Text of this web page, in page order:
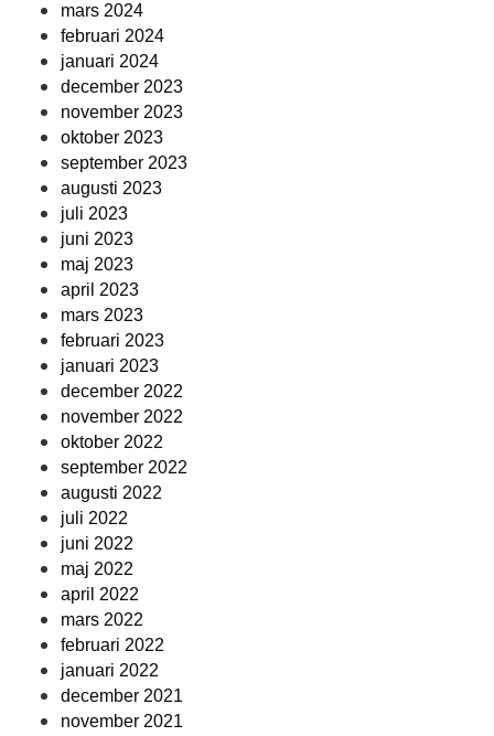
mars 2024
februari 2024
januari 2024
december 2023
november 2023
oktober 2023
september 2023
augusti 2023
juli 2023
juni 2023
maj 2023
april 2023
mars 2023
februari 2023
januari 2023
december 2022
november 2022
oktober 2022
september 2022
augusti 2022
juli 2022
juni 2022
maj 2022
april 2022
mars 2022
februari 2022
januari 2022
december 2021
november 2021